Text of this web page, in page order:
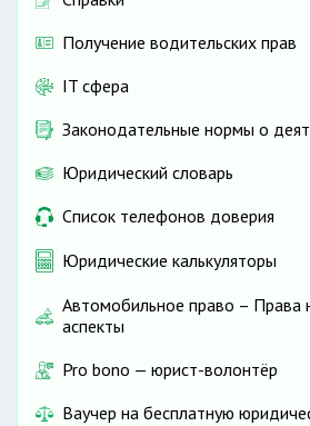
Получение водительских прав
IT сфера
Законодательные нормы о
Юридический словарь
Список телефонов доверия
Юридические калькуляторы
Автомобильное право – Права
аспекты
Pro bono — юрист-волонтёр
Ваучер на бесплатную